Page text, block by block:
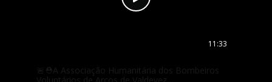
11:33
🚨⛑️A Associação Humanitária dos Bombeiros
Voluntários de Arcos de Valdevez…